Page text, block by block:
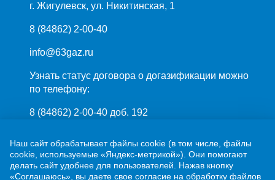
г. Жигулевск, ул. Никитинская, 1
8 (84862) 2-00-40
info@63gaz.ru
Узнать статус договора о догазификации можно
по телефону:
8 (84862) 2-00-40 доб. 192
Наш сайт обрабатывает файлы cookie (в том числе, файлы
cookie, используемые «Яндекс-метрикой»). Они помогают
делать сайт удобнее для пользователей. Нажав кнопку
«Соглашаюсь», вы даете свое согласие на обработку файлов